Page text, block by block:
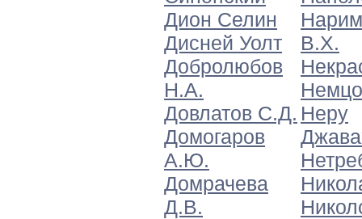
Дион Селин
Дисней Уолт
Добролюбов
Н.А.
Довлатов С.Д.
Домогаров
А.Ю.
Домрачева
Д.В.
В.Х.
Неру